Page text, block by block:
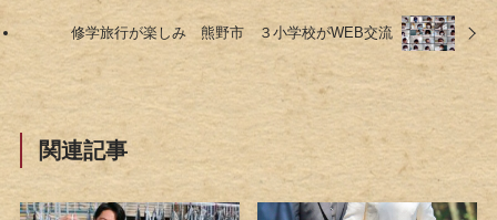
修学旅行が楽しみ 熊野市 ３小学校がWEB交流
関連記事